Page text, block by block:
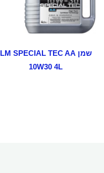
שמן LM SPECIAL TEC AA
10W30 4L